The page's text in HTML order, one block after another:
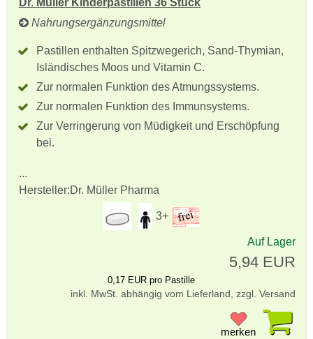
Dr. Müller Kinderpastillen 36 Stück
Nahrungsergänzungsmittel
Pastillen enthalten Spitzwegerich, Sand-Thymian,
Isländisches Moos und Vitamin C.
Zur normalen Funktion des Atmungssystems.
Zur normalen Funktion des Immunsystems.
Zur Verringerung von Müdigkeit und Erschöpfung
bei.
...
Hersteller:Dr. Müller Pharma
3+
Auf Lager
5,94 EUR
0,17 EUR pro Pastille
inkl. MwSt. abhängig vom Lieferland, zzgl. Versand
merken